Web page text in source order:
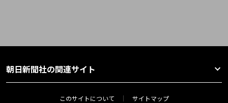
朝日新聞社の関連サイト
このサイトについて サイトマップ